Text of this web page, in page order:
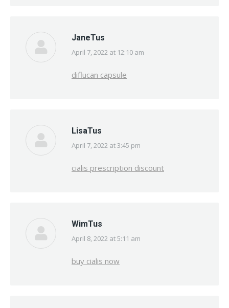
JaneTus
says:
April 7, 2022 at 12:10 am
diflucan capsule
LisaTus
says:
April 7, 2022 at 3:45 pm
cialis prescription discount
WimTus
says:
April 8, 2022 at 5:11 am
buy cialis now